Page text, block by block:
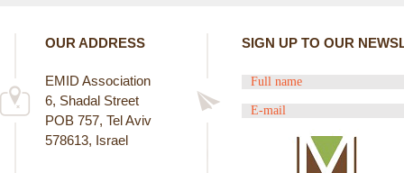
OUR ADDRESS
EMID Association
6, Shadal Street
POB 757, Tel Aviv
578613, Israel
SIGN UP TO OUR